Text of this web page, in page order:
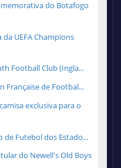
do Botafogo
UEFA Champions
Football Club (Ingla...
Française de Footbal...
exclusiva para o
de Futebol dos Estado...
do Newell's Old Boys